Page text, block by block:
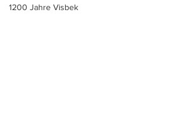
1200 Jahre Visbek